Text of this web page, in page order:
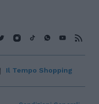
Il Tempo Shopping